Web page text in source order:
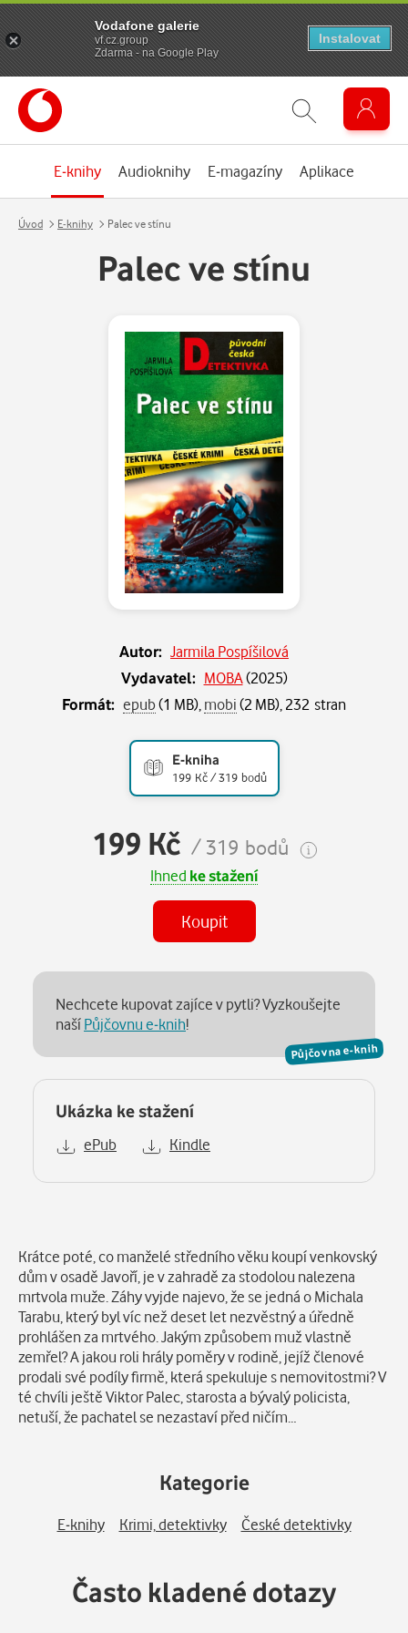
E-knihy Audioknihy E-magazíny Aplikace
Úvod E-knihy Palec ve stínu
Palec ve stínu
Autor: Jarmila Pospíšilová
Vydavatel: MOBA(2025)
Formát: epub(1 MB), mobi(2 MB), 232 stran
E-kniha
199 Kč / 319 bodů
199 Kč / 319 bodů
Ihned ke stažení
Koupit
Půjčovna e-knih
Nechcete kupovat zajíce v pytli? Vyzkoušejte
našíPůjčovnu e-knih!
Ukázka ke stažení
ePub Kindle
Krátce poté, co manželé středního věku koupí venkovský
dům v osadě Javoří, je v zahradě za stodolou nalezena
mrtvola muže. Záhy vyjde najevo, že se jedná o Michala
Tarabu, který byl víc než deset let nezvěstný a úředně
prohlášen za mrtvého. Jakým způsobem muž vlastně
zemřel? A jakou roli hrály poměry v rodině, jejíž členové
prodali své podíly firmě, která spekuluje s nemovitostmi? V
té chvíli ještě Viktor Palec, starosta a bývalý policista,
netuší, že pachatel se nezastaví před ničím…
Kategorie
E-knihy Krimi, detektivky České detektivky
Často kladené dotazy
Vodafone galerie
vf.cz.group
Zdarma - na Google Play
Instalovat